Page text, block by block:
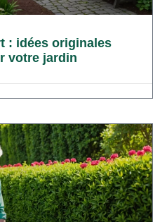
: idées originales
votre jardin